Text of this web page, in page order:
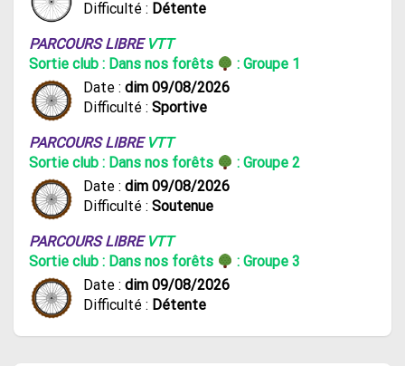
Difficulté : Détente
PARCOURS LIBRE VTT
Sortie club : Dans nos forêts
: Groupe 1
Date : dim 09/08/2026
Difficulté : Sportive
PARCOURS LIBRE VTT
Sortie club : Dans nos forêts
: Groupe 2
Date : dim 09/08/2026
Difficulté : Soutenue
PARCOURS LIBRE VTT
Sortie club : Dans nos forêts
: Groupe 3
Date : dim 09/08/2026
Difficulté : Détente